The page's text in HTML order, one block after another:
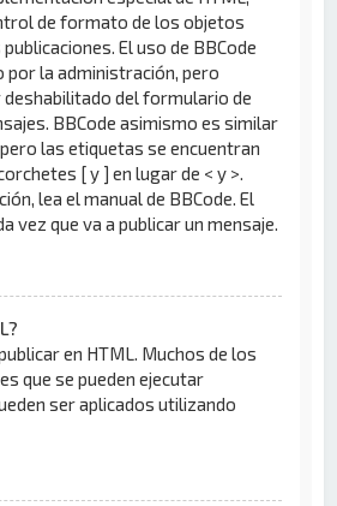
de formato de los objetos
El uso de BBCode
por la administración, pero
deshabilitado del formulario de
BBCode asimismo es similar
las etiquetas se encuentran
[ y ] en lugar de < y >.
lea el manual de BBCode. El
vez que va a publicar un mensaje.
en HTML. Muchos de los
que se pueden ejecutar
ser aplicados utilizando